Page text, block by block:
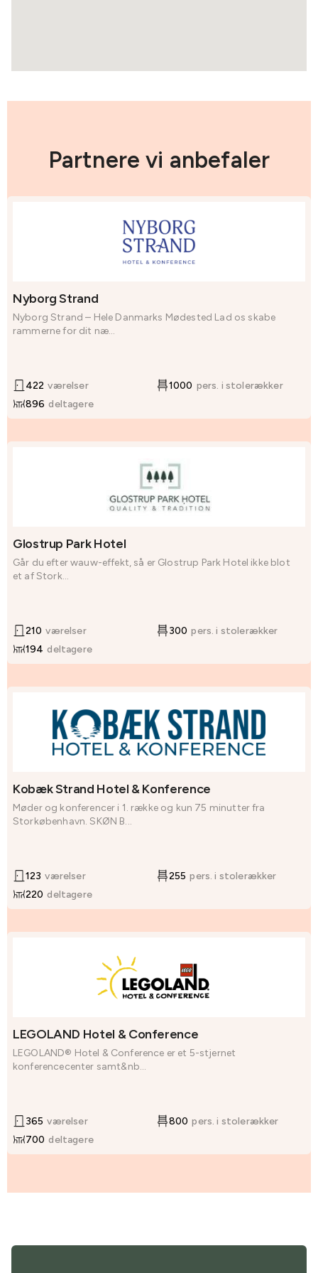
Partnere vi anbefaler
Nyborg Strand
Nyborg Strand – Hele Danmarks Mødested Lad os skabe
rammerne for dit næ...
422 værelser 1000 pers. i stolerækker
896 deltagere
Glostrup Park Hotel
Går du efter wauw-effekt, så er Glostrup Park Hotel ikke blot
et af Stork...
210 værelser 300 pers. i stolerækker
194 deltagere
Kobæk Strand Hotel & Konference
Møder og konferencer i 1. række og kun 75 minutter fra
Storkøbenhavn. SKØN B...
123 værelser 255 pers. i stolerækker
220 deltagere
LEGOLAND Hotel & Conference
LEGOLAND® Hotel & Conference er et 5-stjernet
konferencecenter samt&nb...
365 værelser 800 pers. i stolerækker
700 deltagere